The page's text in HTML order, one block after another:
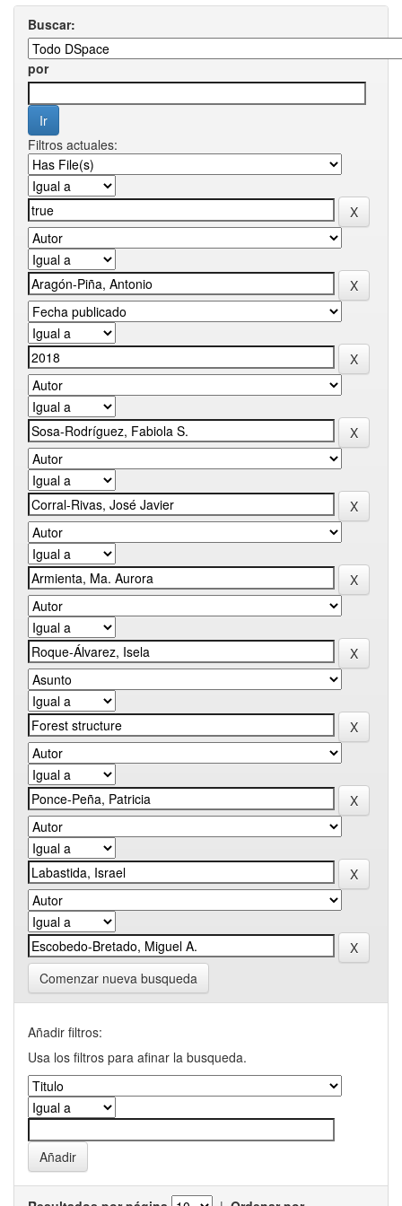
Buscar:
por
Filtros actuales:
Comenzar nueva busqueda
Añadir filtros:
Usa los filtros para afinar la busqueda.